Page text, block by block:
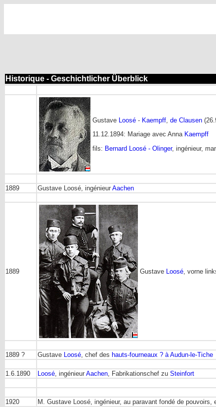
Historique - Geschichtlicher Überblick
Gustave Loosé - Kaempff, de Clausen
11.12.1894: Mariage avec Anna Kaempff
fils: Bernard Loosé - Olinger, ingénieur,
1889 Gustave Loosé, ingénieur Aachen
1889 Gustave Loosé, vorne
1889 ? Gustave Loosé, chef des hauts-fourneaux ? à Audun-le-Tiche
1.6.1890 Loosé, ingénieur Aachen, Fabrikationschef zu Steinfort
1920 M. Gustave Loosé, ingénieur, au paravant fondé de pouvoirs,